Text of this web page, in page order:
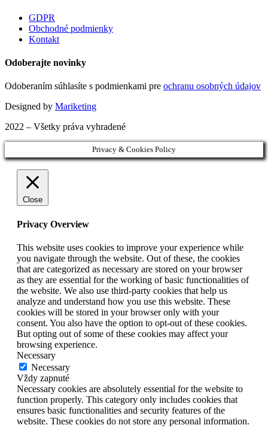
GDPR
Obchodné podmienky
Kontakt
Odoberajte novinky
Odoberaním súhlasíte s podmienkami pre ochranu osobných údajov
Designed by Mariketing
2022 – Všetky práva vyhradené
Privacy & Cookies Policy
Close
Privacy Overview
This website uses cookies to improve your experience while
you navigate through the website. Out of these, the cookies
that are categorized as necessary are stored on your browser
as they are essential for the working of basic functionalities of
the website. We also use third-party cookies that help us
analyze and understand how you use this website. These
cookies will be stored in your browser only with your
consent. You also have the option to opt-out of these cookies.
But opting out of some of these cookies may affect your
browsing experience.
Necessary
Necessary
Vždy zapnuté
Necessary cookies are absolutely essential for the website to
function properly. This category only includes cookies that
ensures basic functionalities and security features of the
website. These cookies do not store any personal information.